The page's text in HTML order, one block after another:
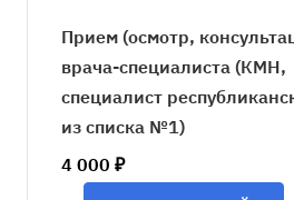
Прием (осмотр,
врача-специалиста (КМН,
специалист
из списка №1)
4 000 ₽